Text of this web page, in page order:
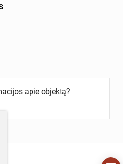
apie objektą?